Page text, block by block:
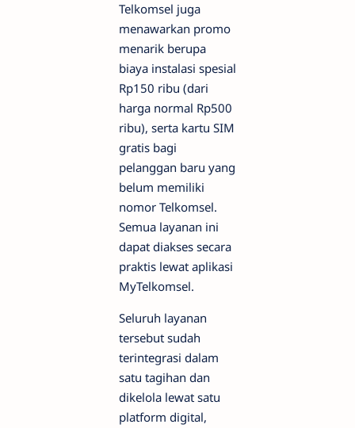
Telkomsel juga
menawarkan promo
menarik berupa
biaya instalasi spesial
Rp150 ribu (dari
harga normal Rp500
ribu), serta kartu SIM
gratis bagi
pelanggan baru yang
belum memiliki
nomor Telkomsel.
Semua layanan ini
dapat diakses secara
praktis lewat aplikasi
MyTelkomsel.
Seluruh layanan
tersebut sudah
terintegrasi dalam
satu tagihan dan
dikelola lewat satu
platform digital,